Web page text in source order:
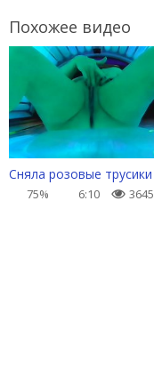
Похожее видео
75% 6:10 3645